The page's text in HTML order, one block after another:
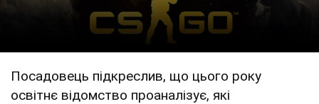
Посадовець підкреслив, що цього року
освітнє відомство проаналізує, які